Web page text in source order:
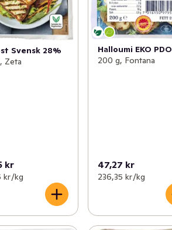
Svensk 28%
Zeta
kr
kr /kg
Halloumi EKO PDO
200 g, Fontana
47,27 kr
236,35 kr /kg